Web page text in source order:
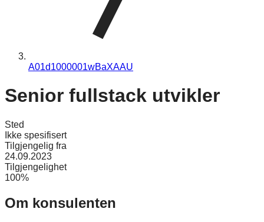
A01d1000001wBaXAAU
Senior fullstack utvikler
Sted
Ikke spesifisert
Tilgjengelig fra
24.09.2023
Tilgjengelighet
100%
Om konsulenten